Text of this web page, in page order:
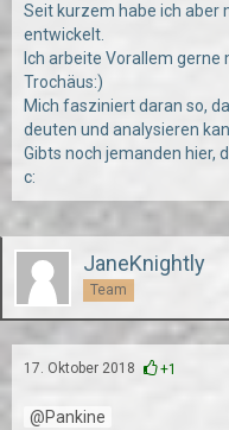
Seit kurzem habe ich aber
entwickelt.
Ich arbeite Vorallem
Trochäus:)
Mich fasziniert daran so,
deuten und analysieren
Gibts noch jemanden hier,
c:
JaneKnightly
Team
17. Oktober 2018 +1
Pankine